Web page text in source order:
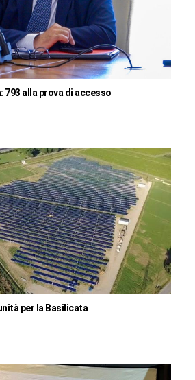
793 alla prova di accesso
per la Basilicata